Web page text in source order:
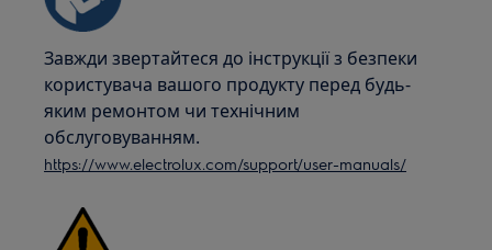
Завжди звертайтеся до інструкції з безпеки
користувача вашого продукту перед будь-
яким ремонтом чи технічним
обслуговуванням.
https://www.electrolux.com/support/user-manuals/